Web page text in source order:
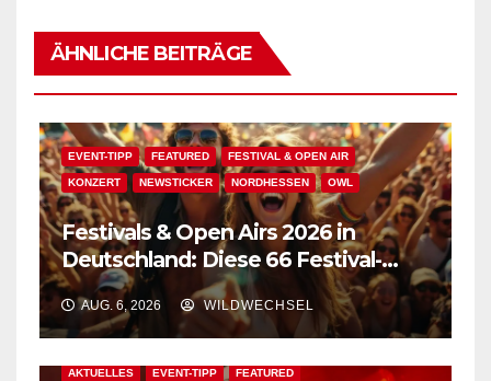
ÄHNLICHE BEITRÄGE
EVENT-TIPP FEATURED FESTIVAL & OPEN AIR
KONZERT NEWSTICKER NORDHESSEN OWL
Festivals & Open Airs 2026 in
Deutschland: Diese 66 Festival-
Events warten auf Dich!
AUG. 6, 2026 WILDWECHSEL
AKTUELLES EVENT-TIPP FEATURED